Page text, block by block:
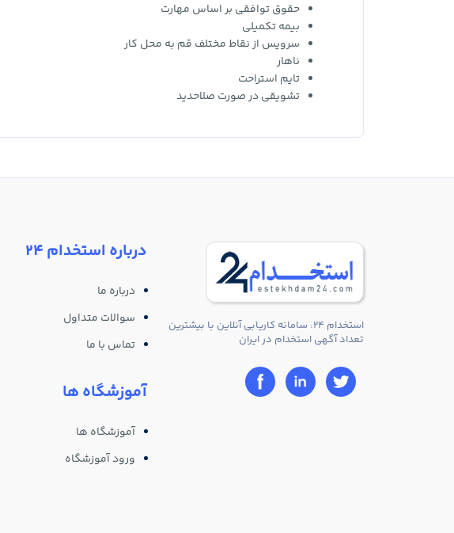
حقوق توافقی بر اساس مهارت
بیمه تکمیلی
سرویس از نقاط مختلف قم به محل کار
ناهار
تایم استراحت
تشویقی در صورت صلاحدید
استخدام 24: سامانه کاریابی آنلاین با بیشترین
تعداد آگهی استخدام در ایران
درباره استخدام 24
درباره ما
سوالات متداول
تماس با ما
آموزشگاه ها
آموزشگاه ها
ورود آموزشگاه